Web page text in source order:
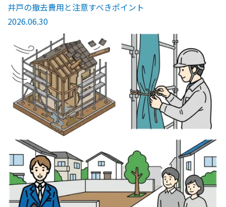
井戸の撤去費用と注意すべきポイント
2026.06.30